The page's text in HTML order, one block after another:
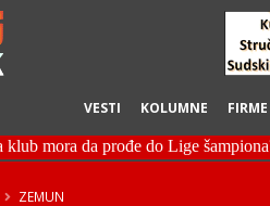
VESTI KOLUMNE FIRME
ZEMUN